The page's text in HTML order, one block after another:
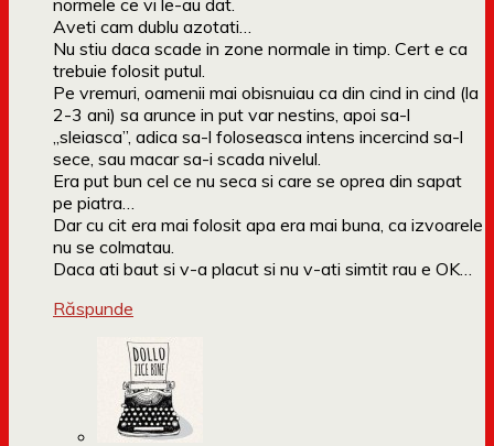
normele ce vi le-au dat.
Aveti cam dublu azotati…
Nu stiu daca scade in zone normale in timp. Cert e ca
trebuie folosit putul.
Pe vremuri, oamenii mai obisnuiau ca din cind in cind (la
2-3 ani) sa arunce in put var nestins, apoi sa-l
„sleiasca”, adica sa-l foloseasca intens incercind sa-l
sece, sau macar sa-i scada nivelul.
Era put bun cel ce nu seca si care se oprea din sapat
pe piatra…
Dar cu cit era mai folosit apa era mai buna, ca izvoarele
nu se colmatau.
Daca ati baut si v-a placut si nu v-ati simtit rau e OK…
Răspunde